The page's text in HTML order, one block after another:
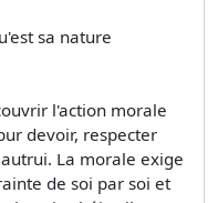
sa nature
l'action morale
devoir, respecter
La morale exige
de soi par soi et